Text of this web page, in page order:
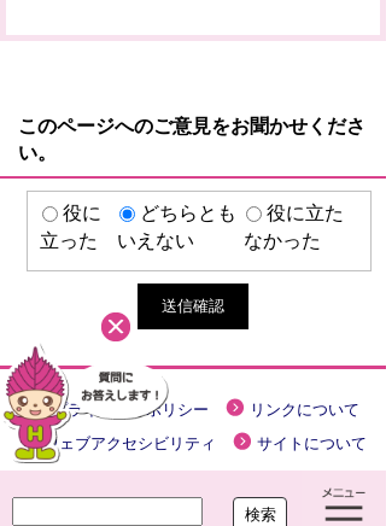
このページへのご意見をお聞かせくださ
い。
役に
立った
どちらとも
いえない
役に立た
なかった
プライバシーポリシー
リンクについて
ウェブアクセシビリティ
サイトについて
大治町役場